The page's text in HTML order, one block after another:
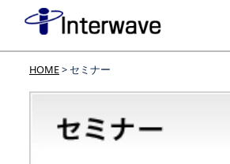
HOME> セミナー